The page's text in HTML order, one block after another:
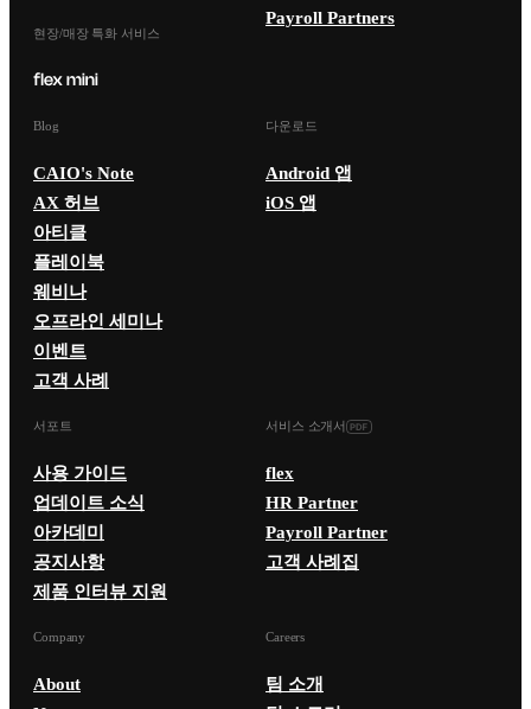
현장/매장 특화 서비스
Payroll Partners
Blog
CAIO's Note
AX 허브
아티클
플레이북
웨비나
오프라인 세미나
이벤트
고객 사례
다운로드
Android 앱
iOS 앱
서포트
사용 가이드
업데이트 소식
아카데미
공지사항
제품 인터뷰 지원
서비스 소개서
flex
HR Partner
Payroll Partner
고객 사례집
Company
About
Careers
팀 소개